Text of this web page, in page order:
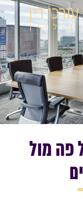
פה מול